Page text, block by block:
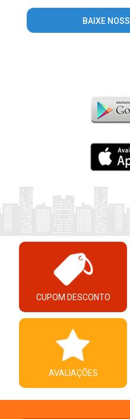
BAIXE
CUPOM DESCONTO
AVALIAÇÕES